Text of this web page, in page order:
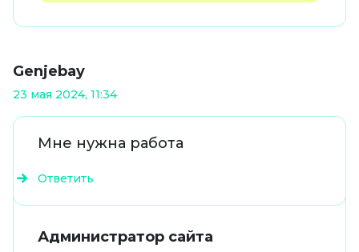
Genjebay
23 мая 2024, 11:34
Мне нужна работа
Ответить
Администратор сайта